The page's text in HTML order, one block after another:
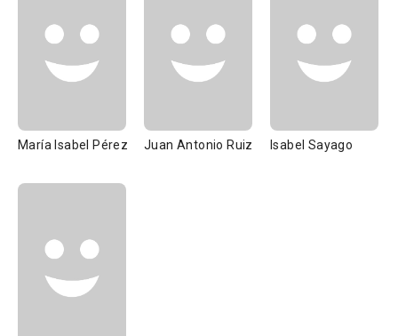
María Isabel Pérez Juan Antonio Ruiz Isabel Sayago